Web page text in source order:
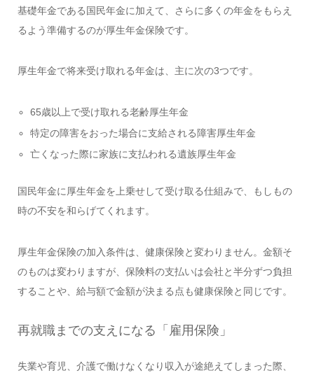
基礎年金である国民年金に加えて、さらに多くの年金をもらえ
るよう準備するのが厚生年金保険です。
厚生年金で将来受け取れる年金は、主に次の3つです。
65歳以上で受け取れる老齢厚生年金
特定の障害をおった場合に支給される障害厚生年金
亡くなった際に家族に支払われる遺族厚生年金
国民年金に厚生年金を上乗せして受け取る仕組みで、もしもの
時の不安を和らげてくれます。
厚生年金保険の加入条件は、健康保険と変わりません。金額そ
のものは変わりますが、保険料の支払いは会社と半分ずつ負担
することや、給与額で金額が決まる点も健康保険と同じです。
再就職までの支えになる「雇用保険」
失業や育児、介護で働けなくなり収入が途絶えてしまった際、